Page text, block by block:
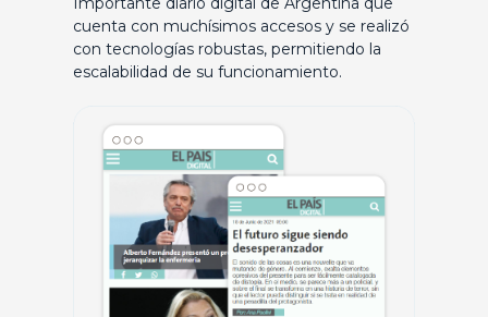
cuenta con muchísimos accesos y se realizó
con tecnologías robustas, permitiendo la
escalabilidad de su funcionamiento.